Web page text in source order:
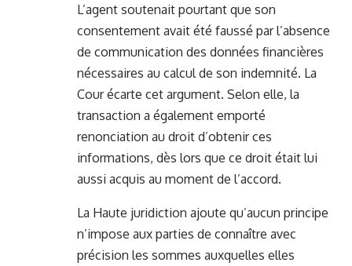
L’agent soutenait pourtant que son
consentement avait été faussé par l’absence
de communication des données financières
nécessaires au calcul de son indemnité. La
Cour écarte cet argument. Selon elle, la
transaction a également emporté
renonciation au droit d’obtenir ces
informations, dès lors que ce droit était lui
aussi acquis au moment de l’accord.
La Haute juridiction ajoute qu’aucun principe
n’impose aux parties de connaître avec
précision les sommes auxquelles elles